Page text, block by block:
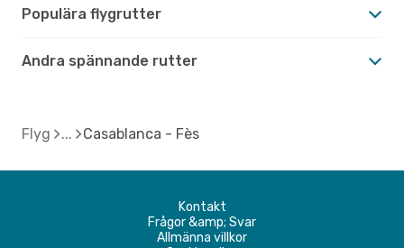
Populära flygrutter
Andra spännande rutter
Flyg Casablanca - Fès
Kontakt
Frågor &amp; Svar
Allmänna villkor